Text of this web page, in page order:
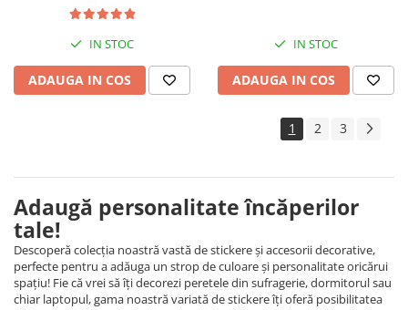
IN STOC
ADAUGA IN COS
IN STOC
ADAUGA IN COS
1 2 3
Adaugă personalitate încăperilor
tale!
Descoperă colecția noastră vastă de stickere și accesorii decorative,
perfecte pentru a adăuga un strop de culoare și personalitate oricărui
spațiu! Fie că vrei să îți decorezi peretele din sufragerie, dormitorul sau
chiar laptopul, gama noastră variată de stickere îți oferă posibilitatea